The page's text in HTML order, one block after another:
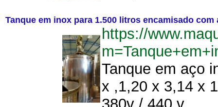
Tanque em inox para 1.500 litros encamisado com
https://
Tanque em aço
x ,1,20 x 3,14 x